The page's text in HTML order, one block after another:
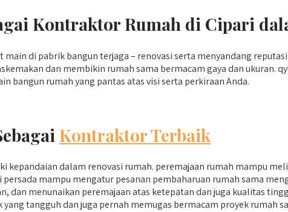
Kontraktor Rumah di Cipari
di pabrik bangun terjaga – renovasi serta menyandang
dan membikin rumah sama bermacam gaya dan ukuran.
bangun rumah yang pantas atas visi serta perkiraan Anda.
Kontraktor Terbaik
kepandaian dalam renovasi rumah. peremajaan rumah mampu
mampu mengatur pesanan pembaharuan rumah sama
dan menunaikan peremajaan atas ketepatan dan juga kualitas
tangguh dan juga pernah memugas bermacam proyek rumah